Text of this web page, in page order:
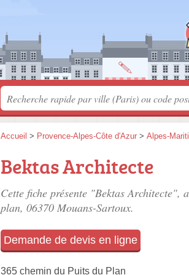
Accueil > Provence-Alpes-Côte d'Azur > Alpes-
Bektas Architecte
Cette fiche présente "Bektas Architecte",
plan, 06370 Mouans-Sartoux.
Demande de devis en ligne
365 chemin du Puits du Plan